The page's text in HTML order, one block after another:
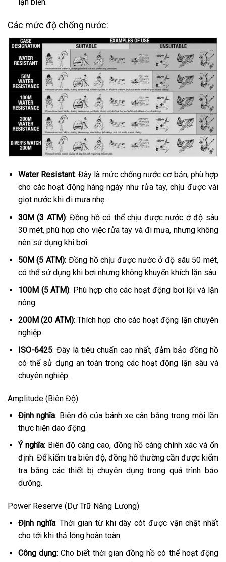
Các mức độ chống nước:
Water Resistant: Đây là mức chống nước cơ bản, phù hợp
cho các hoạt động hàng ngày như rửa tay, chịu được vài
giọt nước khi đi mưa nhẹ.
30M (3 ATM): Đồng hồ có thể chịu được nước ở độ sâu
30 mét, phù hợp cho việc rửa tay và đi mưa, nhưng không
nên sử dụng khi bơi.
50M (5 ATM): Đồng hồ chịu được nước ở độ sâu 50 mét,
có thể sử dụng khi bơi nhưng không khuyến khích lặn sâu.
100M (5 ATM): Phù hợp cho các hoạt động bơi lội và lặn
nông.
200M (20 ATM): Thích hợp cho các hoạt động lặn chuyên
nghiệp.
ISO-6425: Đây là tiêu chuẩn cao nhất, đảm bảo đồng hồ
có thể sử dụng an toàn trong các hoạt động lặn sâu và
chuyên nghiệp.
Amplitude (Biên Độ)
Định nghĩa: Biên độ của bánh xe cân bằng trong mỗi lần
thực hiện dao động.
Ý nghĩa: Biên độ càng cao, đồng hồ càng chính xác và ổn
định. Để kiểm tra biên độ, đồng hồ thường cần được kiểm
tra bằng các thiết bị chuyên dụng trong quá trình bảo
dưỡng.
Power Reserve (Dự Trữ Năng Lượng)
Định nghĩa: Thời gian từ khi dây cót được vặn chặt nhất
cho tới khi thả lỏng hoàn toàn.
Công dụng: Cho biết thời gian đồng hồ có thể hoạt động